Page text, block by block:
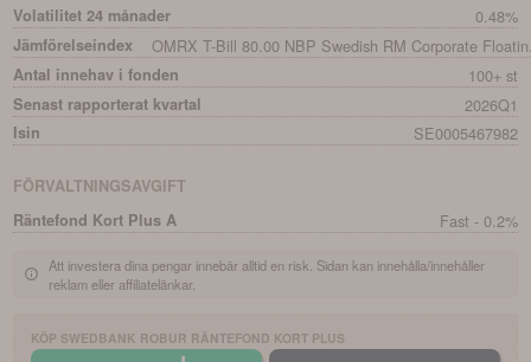
Volatilitet 24 månader 0.48%
Jämförelseindex OMRX T-Bill 80.00 NBP Swedish RM Corporate
Antal innehav i fonden 100+ st
Senast rapporterat kvartal 2026Q1
Isin SE0005467982
FÖRVALTNINGSAVGIFT
Räntefond Kort Plus A
Fast - 0.2%
Att investera dina pengar innebär alltid en risk. Sidan kan innehålla/innehåller
reklam eller affiliatelänkar.
KÖP SWEDBANK ROBUR RÄNTEFOND KORT PLUS